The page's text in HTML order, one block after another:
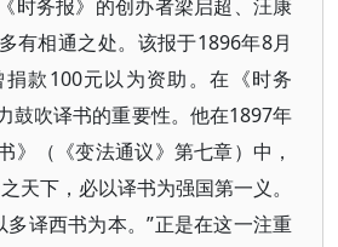
时务报》的创办者梁启超、汪康
有相通之处。该报于1896年8月
款100元以为资助。在《时务
鼓吹译书的重要性。他在1897年
》（《变法通议》第七章）中，
天下，必以译书为强国第一义。
译西书为本。”正是在这一注重